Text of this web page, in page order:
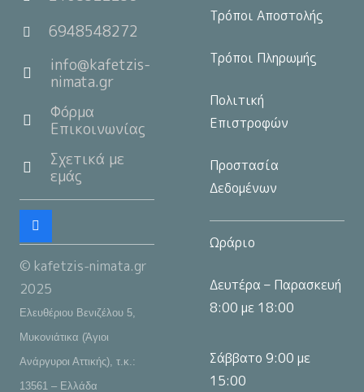
6948548272
info@kafetzis-
nimata.gr
Φόρμα
Επικοινωνίας
Σχετικά με
εμάς
© kafetzis-nimata.gr
2025
Ελευθέριου Βενιζέλου 5,
Μυκονιάτικα (Άγιοι
Ανάργυροι Αττικής), τ.κ.:
13561 – Ελλάδα
Τρόποι Αποστολής
Τρόποι Πληρωμής
Πολιτική
Επιστροφών
Προστασία
Δεδομένων
Ωράριο
Δευτέρα – Παρασκευή
8:00 με 18:00
Σάββατο 9:00 με
15:00